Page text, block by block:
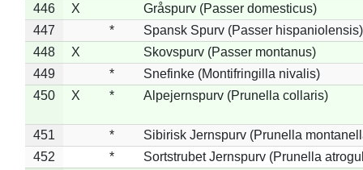
446
X
Gråspurv (Passer domesticus)
447
*
Spansk Spurv (Passer hispaniolensis)
448
X
Skovspurv (Passer montanus)
449
*
Snefinke (Montifringilla nivalis)
450
X * Alpejernspurv (Prunella collaris)
451 *
Sibirisk Jernspurv (Prunella
452
*
Sortstrubet Jernspurv (Prunella